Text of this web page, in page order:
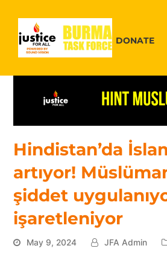
DONATE
Hindistan’da
artıyor!
şiddet
işaretleniyor
May 9, 2024 JFA Admin